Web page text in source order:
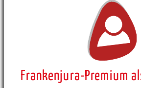
Frankenjura-Premium